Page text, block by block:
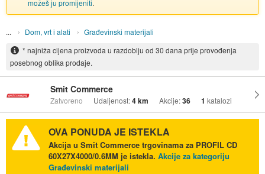
možeš ju promijeniti.
Dom, vrt i alati
Građevinski materijali
* najniža cijena proizvoda u razdoblju od 30 dana prije provođenja
posebnog oblika prodaje.
Smit Commerce
Zatvoreno Udaljenost:4 km Akcije:36 1 katalozi
OVA PONUDA JE ISTEKLA
Akcija u Smit Commerce trgovinama za PROFIL CD
60X27X4000/0.6MM je istekla. Akcije za kategoriju
Građevinski materijali